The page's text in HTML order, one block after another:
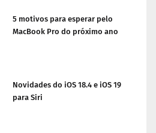
5 motivos para esperar pelo
MacBook Pro do próximo ano
Novidades do iOS 18.4 e iOS 19
para Siri